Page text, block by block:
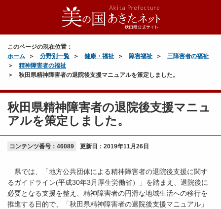
このページの現在位置：
ホーム
分野別一覧 健康・福祉 障害福祉
三障害者の福祉
精神障害者の福祉
秋田県精神障害者の退院後支援マニュアルを策定しました。
秋田県精神障害者の退院後支援マニュ
アルを策定しました。
コンテンツ番号：46089 更新日： 2019年11月26日
県では、「地方公共団体による精神障害者の退院後支援に関す
るガイドライン(平成30年3月厚生労働省）」を踏まえ、退院後に
必要となる支援を整え、精神障害者の円滑な地域生活への移行を
推進する目的で、「秋田県精神障害者の退院後支援マニュアル」